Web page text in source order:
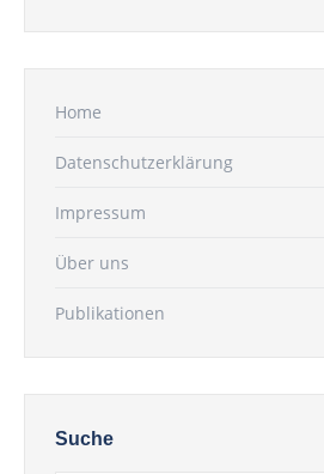
Home
Datenschutzerklärung
Impressum
Über uns
Publikationen
Suche